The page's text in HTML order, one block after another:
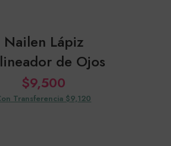
Nailen Lápiz
de Ojos
$9,500
Transferencia $9,120